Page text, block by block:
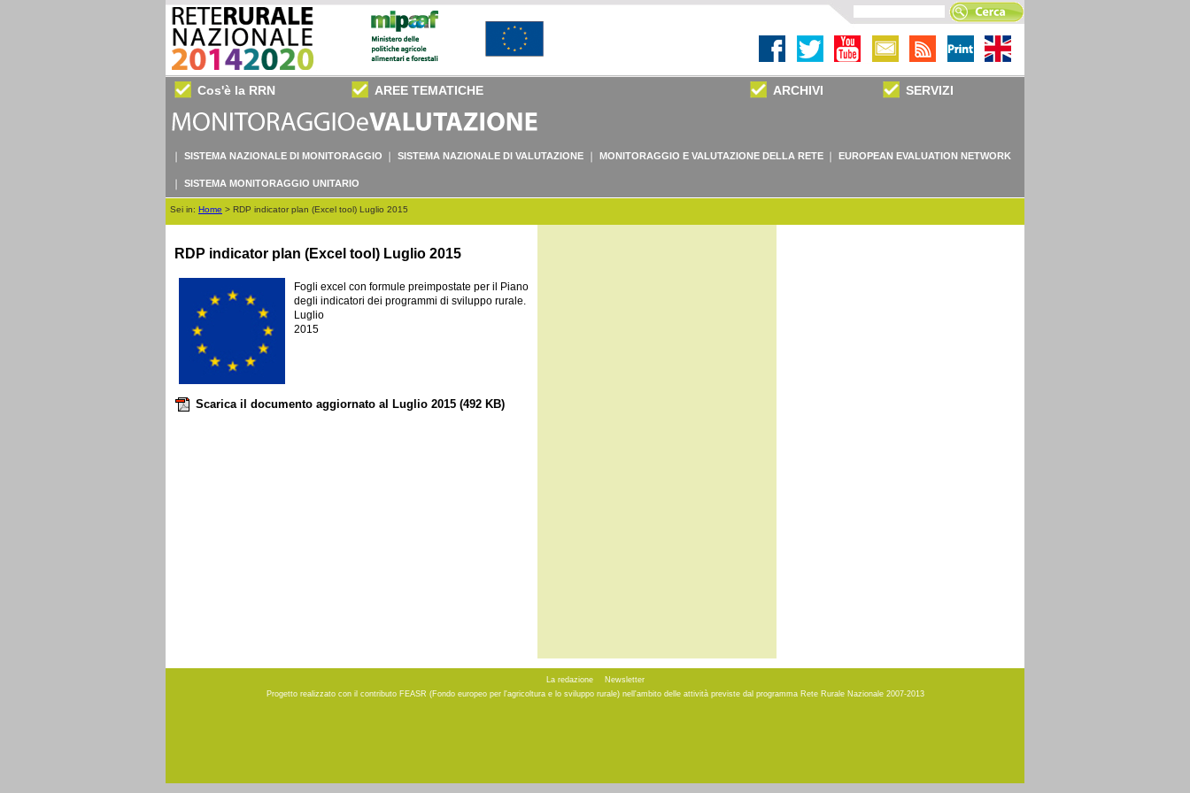
Cos'è la RRN AREE TEMATICHE ARCHIVI SERVIZI
SISTEMA NAZIONALE DI MONITORAGGIO SISTEMA NAZIONALE DI VALUTAZIONE MONITORAGGIO E VALUTAZIONE DELLA RETE EUROPEAN EVALUATION NETWORK
SISTEMA MONITORAGGIO UNITARIO
Sei in: Home > RDP indicator plan (Excel tool) Luglio 2015
RDP indicator plan (Excel tool) Luglio 2015
Fogli excel con formule preimpostate per il Piano
degli indicatori dei programmi di sviluppo rurale.
Luglio
2015
Scarica il documento aggiornato al Luglio 2015 (492 KB)
La redazione
Newsletter
Progetto realizzato con il contributo FEASR (Fondo europeo per l'agricoltura e lo sviluppo rurale) nell'ambito delle attività previste dal programma Rete Rurale Nazionale 2007-2013